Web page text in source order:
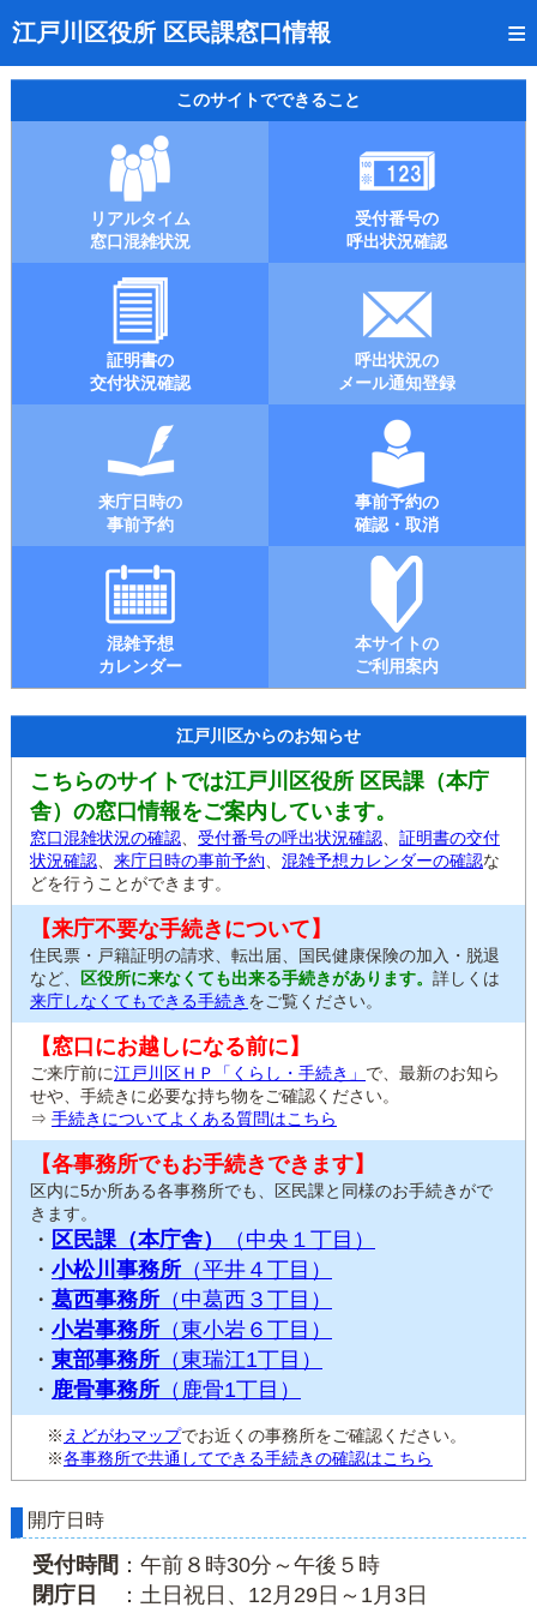
江戸川区役所 区民課窓口情報
トップページ
リアルタイム窓口混雑状況
受付番号の呼出状況確認
証明書の交付状況確認
呼出状況のメール通知登録
来庁日時の事前予約
事前予約の確認・取消
混雑予想カレンダー
本サイトのご利用案内
このサイトでできること
リアルタイム
窓口混雑状況
受付番号の
呼出状況確認
証明書の
交付状況確認
呼出状況の
メール通知登録
来庁日時の
事前予約
事前予約の
確認・取消
混雑予想
カレンダー
本サイトの
ご利用案内
江戸川区からのお知らせ
こちらのサイトでは江戸川区役所 区民課（本庁
舎）の窓口情報をご案内しています。
窓口混雑状況の確認 受付番号の呼出状況確認
証明書の交付
状況確認
来庁日時の事前予約 混雑予想カレンダーの確認な
どを行うことができます。
【来庁不要な手続きについて】
住民票・戸籍証明の請求、転出届、国民健康保険の加入・脱退
など、
区役所に来なくても出来る手続きがあります。 詳しくは
来庁しなくてもできる手続き をご覧ください。
【窓口にお越しになる前に】
ご来庁前に江戸川区ＨＰ「くらし・手続き」 で、最新のお知ら
せや、手続きに必要な持ち物をご確認ください。
⇒ 手続きについてよくある質問はこちら
【各事務所でもお手続きできます】
区内に5か所ある各事務所でも、区民課と同様のお手続きがで
きます。
・ 区民課（本庁舎）
（中央１丁目）
・ 小松川事務所 （平井４丁目）
・ 葛西事務所 （中葛西３丁目）
・ 小岩事務所 （東小岩６丁目）
・ 東部事務所 （東瑞江1丁目）
・ 鹿骨事務所 （鹿骨1丁目）
※ えどがわマップでお近くの事務所をご確認ください。
※各事務所で共通してできる手続きの確認はこちら
開庁日時
受付時間 ：午前８時30分～午後５時
閉庁日
：土日祝日、12月29日～1月3日